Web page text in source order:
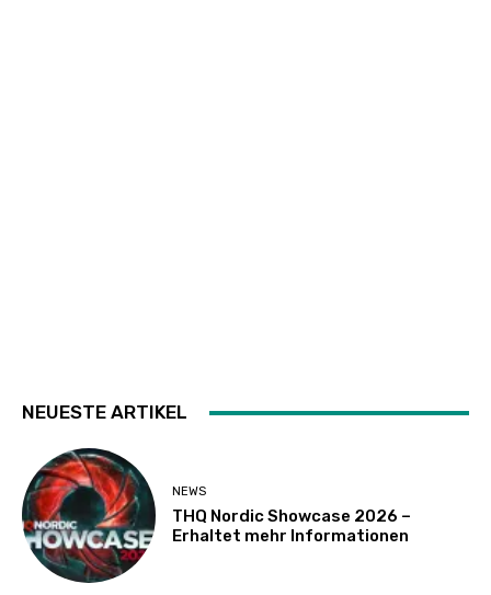
NEUESTE ARTIKEL
NEWS
THQ Nordic Showcase 2026 –
Erhaltet mehr Informationen